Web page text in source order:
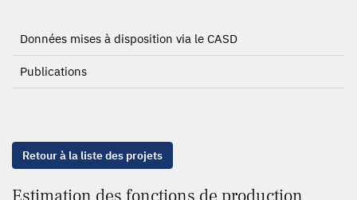
Données mises à disposition via le CASD
Publications
Retour à la liste des projets